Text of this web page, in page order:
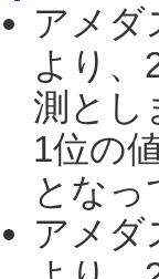
アメダ
より、
測とし
1位の
となっ
アメダ